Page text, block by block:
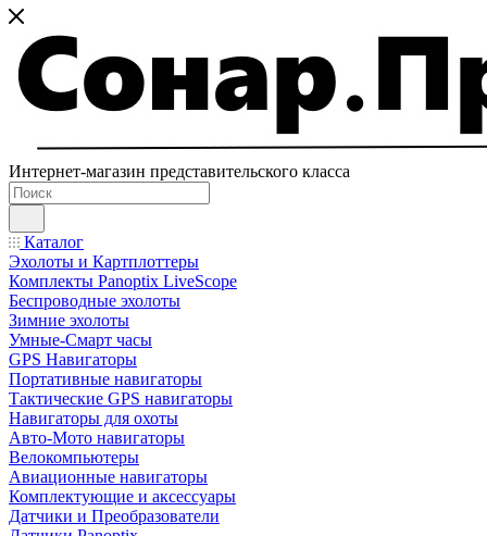
Интернет-магазин представительского класса
Каталог
Эхолоты и Картплоттеры
Комплекты Panoptix LiveScope
Беспроводные эхолоты
Зимние эхолоты
Умные-Смарт часы
GPS Навигаторы
Портативные навигаторы
Тактические GPS навигаторы
Навигаторы для охоты
Авто-Мото навигаторы
Велокомпьютеры
Авиационные навигаторы
Комплектующие и аксессуары
Датчики и Преобразователи